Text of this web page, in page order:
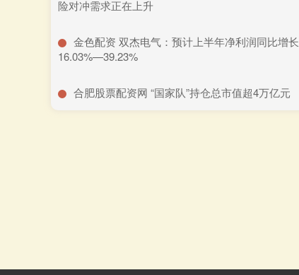
险对冲需求正在上升
​金色配资 双杰电气：预计上半年净利润同比增长
16.03%—39.23%
​合肥股票配资网 “国家队”持仓总市值超4万亿元